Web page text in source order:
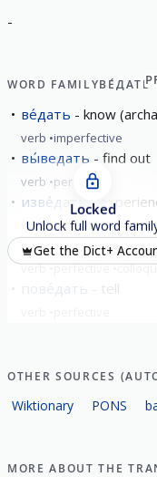
-
WORD FAMILYВЕ́ДАТЬ
ве́дать know
verb imperfective
вы́ведать find out
verb perfective
изве́дать
verb perfective
отве́дать try
verb perfective
пове́дать
Locked
Unlock full word
Get the Dict+
OTHER SOURCES
Wiktionary PONS
MORE ABOUT THE